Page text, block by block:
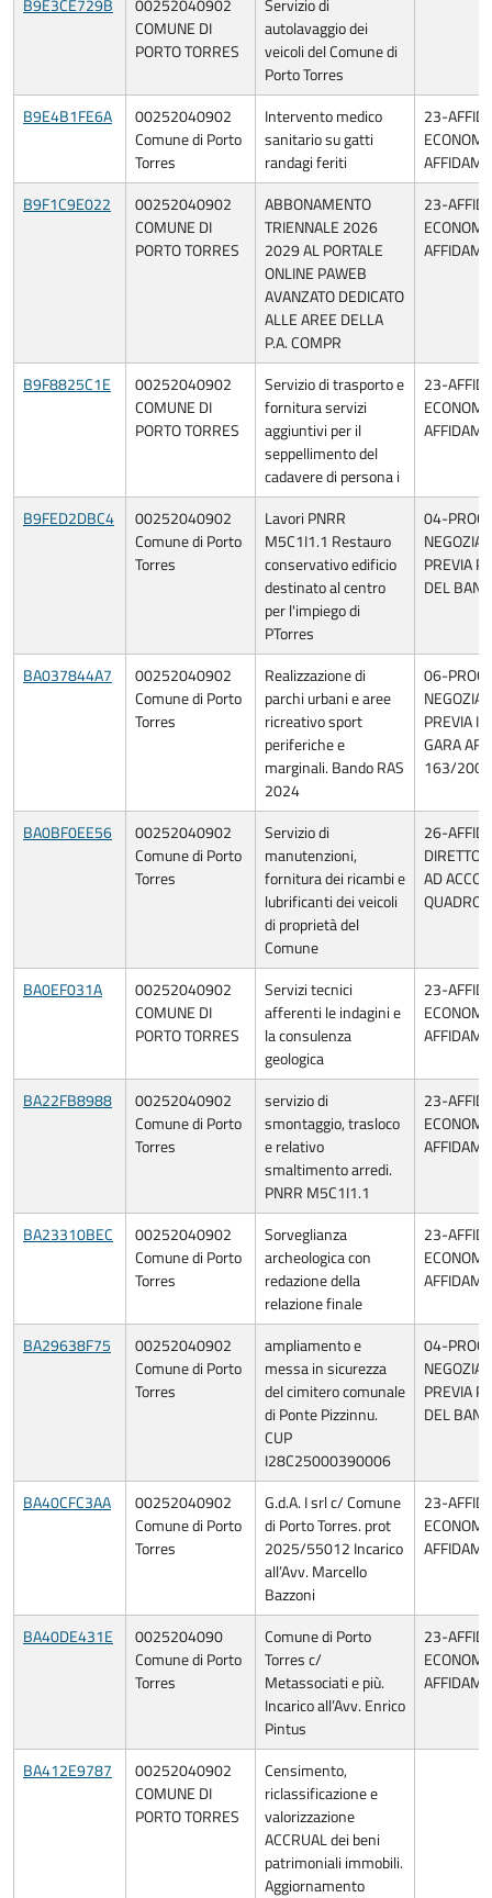
B9E3CE729B
00252040902
COMUNE DI
PORTO TORRES
Servizio di
autolavaggio dei
veicoli del Comune di
Porto Torres
B9E4B1FE6A
00252040902
Comune di Porto
Torres
Intervento medico
sanitario su gatti
randagi feriti
23-
B9F1C9E022
00252040902
COMUNE DI
PORTO TORRES
ABBONAMENTO
TRIENNALE 2026
2029 AL PORTALE
ONLINE PAWEB
AVANZATO DEDICATO
ALLE AREE DELLA
P.A. COMPR
23-
B9F8825C1E
00252040902
COMUNE DI
PORTO TORRES
Servizio di trasporto e
fornitura servizi
aggiuntivi per il
seppellimento del
cadavere di persona i
23-
B9FED2DBC4
00252040902
Comune di Porto
Torres
Lavori PNRR
M5C1I1.1 Restauro
conservativo edificio
destinato al centro
per l'impiego di
PTorres
04-
PREVIA
DEL
BA037844A7
00252040902
Comune di Porto
Torres
Realizzazione di
parchi urbani e aree
ricreativo sport
periferiche e
marginali. Bando RAS
2024
06-
PREVIA
GARA
163/2006
BA0BF0EE56
00252040902
Comune di Porto
Torres
Servizio di
manutenzioni,
fornitura dei ricambi e
lubrificanti dei veicoli
di proprietà del
Comune
26-
DIRETTO
AD
QUADRO/
BA0EF031A
00252040902
COMUNE DI
PORTO TORRES
Servizi tecnici
afferenti le indagini e
la consulenza
geologica
23-
BA22FB8988
00252040902
Comune di Porto
Torres
servizio di
smontaggio, trasloco
e relativo
smaltimento arredi.
PNRR M5C1I1.1
23-
BA23310BEC
00252040902
Comune di Porto
Torres
Sorveglianza
archeologica con
redazione della
relazione finale
23-
BA29638F75
00252040902
Comune di Porto
Torres
ampliamento e
messa in sicurezza
del cimitero comunale
di Ponte Pizzinnu.
CUP
I28C25000390006
04-
PREVIA
DEL
BA40CFC3AA
00252040902
Comune di Porto
Torres
G.d.A. I srl c/ Comune
di Porto Torres. prot
2025/55012 Incarico
all’Avv. Marcello
Bazzoni
23-
BA40DE431E
0025204090
Comune di Porto
Torres
Comune di Porto
Torres c/
Metassociati e più.
Incarico all’Avv. Enrico
Pintus
23-
BA412E9787
00252040902
COMUNE DI
PORTO TORRES
Censimento,
riclassificazione e
valorizzazione
ACCRUAL dei beni
patrimoniali immobili.
Aggiornamento